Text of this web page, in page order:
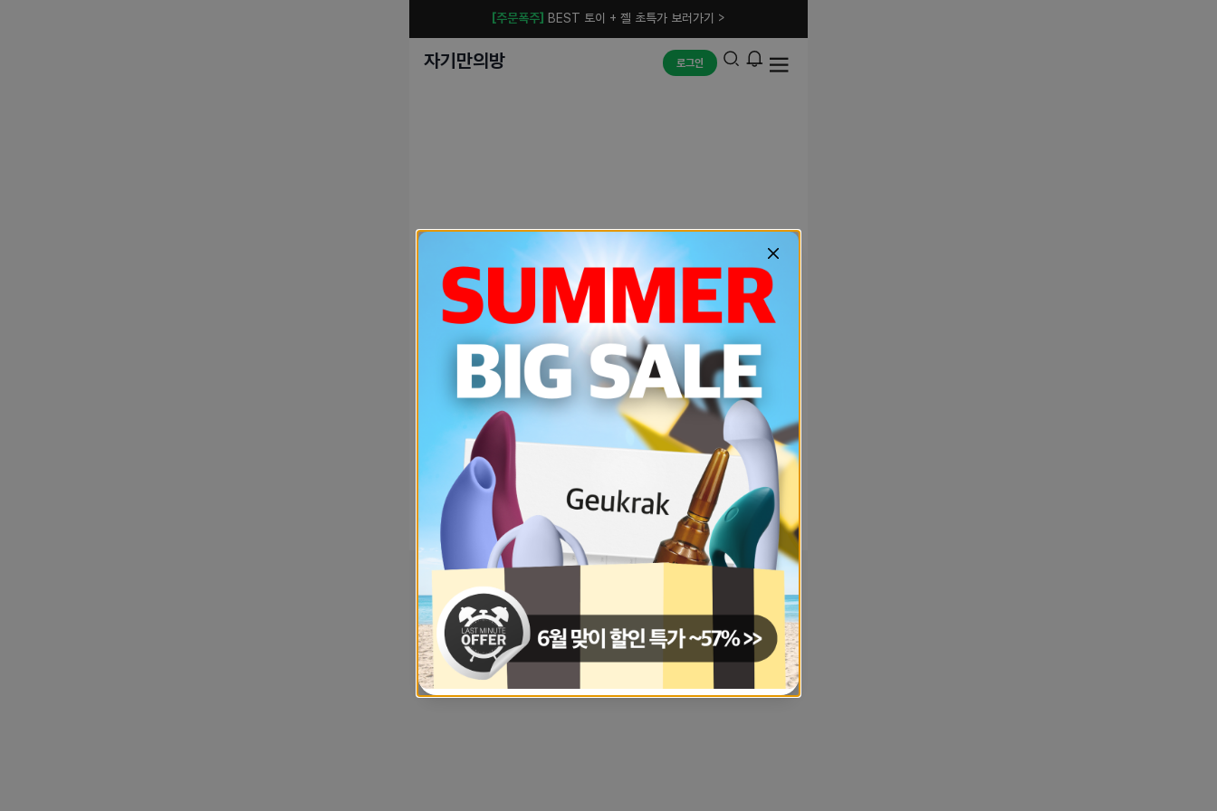
[주문폭주] BEST 토이 + 젤 초특가 보러가기 >
자기만의방 로그인
예상치 못한 에러입니다.